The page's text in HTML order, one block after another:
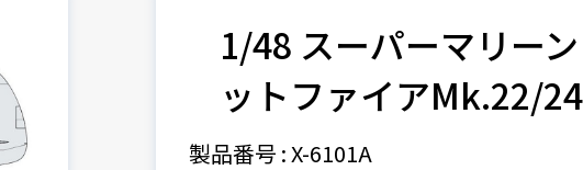
1/48 スーパーマリー
ットファイアMk.22/24
製品番号 : X-6101A